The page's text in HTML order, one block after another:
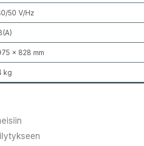
50 V/Hz
× 828 mm
kg